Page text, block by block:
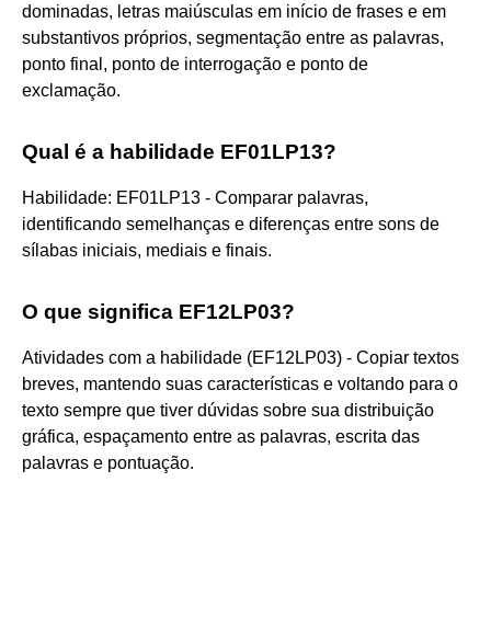
dominadas, letras maiúsculas em início de frases e em
substantivos próprios, segmentação entre as palavras,
ponto final, ponto de interrogação e ponto de
exclamação.
Qual é a habilidade EF01LP13?
Habilidade: EF01LP13 - Comparar palavras,
identificando semelhanças e diferenças entre sons de
sílabas iniciais, mediais e finais.
O que significa EF12LP03?
Atividades com a habilidade (EF12LP03) - Copiar textos
breves, mantendo suas características e voltando para o
texto sempre que tiver dúvidas sobre sua distribuição
gráfica, espaçamento entre as palavras, escrita das
palavras e pontuação.